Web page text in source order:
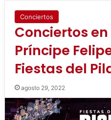
Conciertos
Conciertos
Príncipe
Fiestas del
agosto 29, 2022